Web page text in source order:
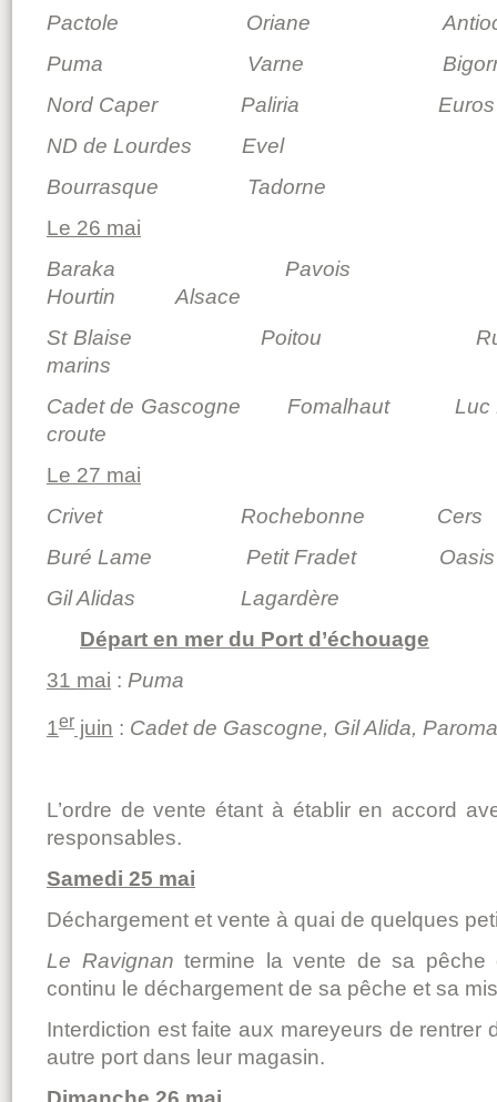
Pactole Oriane
Puma Varne
Nord Caper Paliria Euros
ND de Lourdes Evel
Bourrasque Tadorne
Le 26 mai
Baraka
Hourtin Alsace
St Blaise Poitou
marins
Cadet de Gascogne Fomalhaut
croute
Le 27 mai
Crivet Rochebonne Cers
Buré Lame Petit Fradet Oasis
Gil Alidas Lagardère
Départ en mer du Port d’échouage
31 mai : Puma
1er juin : Cadet de Gascogne, Gil Alida,
L’ordre de vente étant à établir en accord
responsables.
Samedi 25 mai
Déchargement et vente à quai de quelques
Le Ravignan termine la vente de sa
continu le déchargement de sa pêche et sa
Interdiction est faite aux mareyeurs de rentrer
autre port dans leur magasin.